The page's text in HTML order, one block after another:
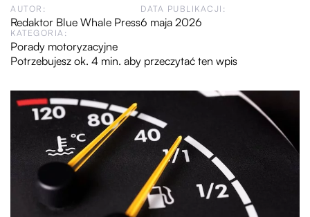
AUTOR:
Redaktor Blue Whale Press
DATA PUBLIKACJI:
6 maja 2026
KATEGORIA:
Porady motoryzacyjne
Potrzebujesz ok. 4 min. aby przeczytać ten wpis